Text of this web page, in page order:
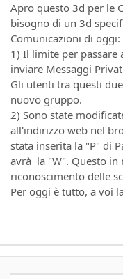
Apro questo 3d per le
bisogno di un 3d
Comunicazioni di oggi:
1) Il limite per passare
inviare Messaggi
Gli utenti tra questi
nuovo gruppo.
2) Sono state
all'indirizzo web nel
stata inserita la "P" di
avrà la "W". Questo in
riconoscimento delle
Per oggi è tutto, a voi